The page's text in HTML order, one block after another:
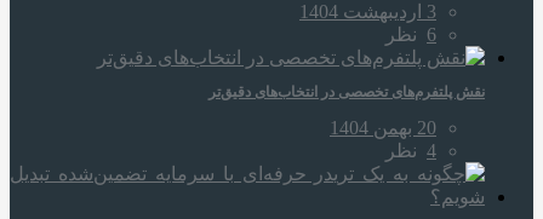
3 اردیبهشت 1404
6 نظر
نقش پلتفرم‌های تخصصی در انتخاب‌های دقیق‌تر
20 بهمن 1404
4 نظر